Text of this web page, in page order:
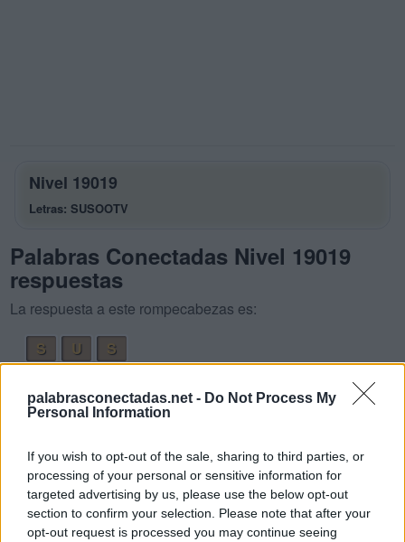
palabrasconectadas.net - Do Not Process My
Personal Information
If you wish to opt-out of the sale, sharing to third parties, or
processing of your personal or sensitive information for
targeted advertising by us, please use the below opt-out
section to confirm your selection. Please note that after your
opt-out request is processed you may continue seeing
Nivel 19019
Letras: SUSOOTV
Palabras Conectadas Nivel 19019
respuestas
La respuesta a este rompecabezas es:
S
U
S
S
O T
O
V
O T
O
S
U S T
O
S
O S T U V
O